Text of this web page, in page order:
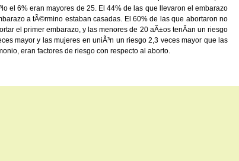
el 6% eran mayores de 25. El 44% de las que llevaron el embarazo
a tÃ©rmino estaban casadas. El 60% de las que abortaron no
el primer embarazo, y las menores de 20 aÃ±os tenÃ­an un riesgo
mayor y las mujeres en uniÃ³n un riesgo 2,3 veces mayor que las
eran factores de riesgo con respecto al aborto.